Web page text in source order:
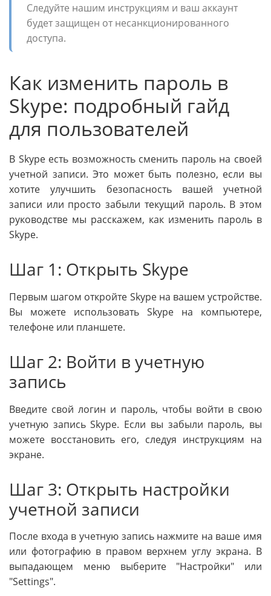
Следуйте нашим инструкциям и ваш аккаунт
будет защищен от несанкционированного
доступа.
Как изменить пароль в
Skype: подробный гайд
для пользователей
В Skype есть возможность сменить пароль на своей
учетной записи. Это может быть полезно, если вы
хотите улучшить безопасность вашей учетной
записи или просто забыли текущий пароль. В этом
руководстве мы расскажем, как изменить пароль в
Skype.
Шаг 1: Открыть Skype
Первым шагом откройте Skype на вашем устройстве.
Вы можете использовать Skype на компьютере,
телефоне или планшете.
Шаг 2: Войти в учетную
запись
Введите свой логин и пароль, чтобы войти в свою
учетную запись Skype. Если вы забыли пароль, вы
можете восстановить его, следуя инструкциям на
экране.
Шаг 3: Открыть настройки
учетной записи
После входа в учетную запись нажмите на ваше имя
или фотографию в правом верхнем углу экрана. В
выпадающем меню выберите "Настройки" или
"Settings".